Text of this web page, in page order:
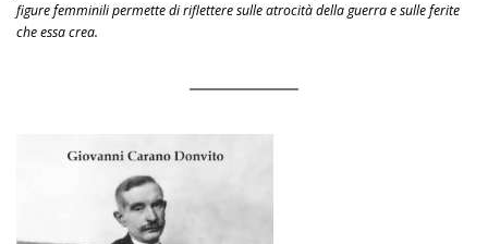
figure femminili permette di riflettere sulle atrocità della guerra e sulle ferite
che essa crea.